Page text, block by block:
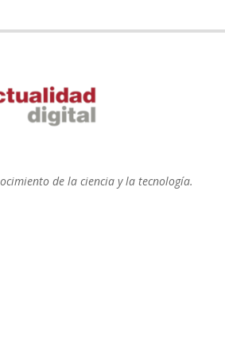
de la ciencia y la tecnología.